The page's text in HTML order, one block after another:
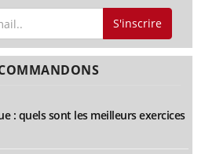
S'inscrire
: quels sont les meilleurs exercices